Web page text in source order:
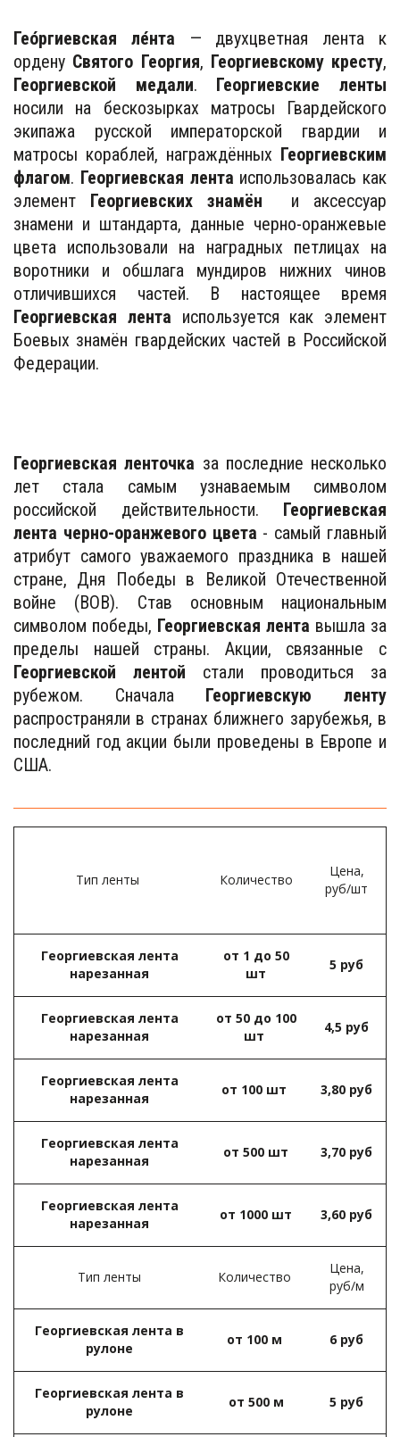
Гео́ргиевская ле́нта — двухцветная лента к
ордену Святого Георгия, Георгиевскому кресту,
Георгиевской медали. Георгиевские ленты
носили на бескозырках матросы Гвардейского
экипажа русской императорской гвардии и
матросы кораблей, награждённых Георгиевским
флагом. Георгиевская лента использовалась как
элемент Георгиевских знамён и аксессуар
знамени и штандарта, данные черно-оранжевые
цвета использовали на наградных петлицах на
воротники и обшлага мундиров нижних чинов
отличившихся частей. В настоящее время
Георгиевская лента используется как элемент
Боевых знамён гвардейских частей в Российской
Федерации.
Георгиевская ленточка за последние несколько
лет стала самым узнаваемым символом
российской действительности. Георгиевская
лента черно-оранжевого цвета - самый главный
атрибут самого уважаемого праздника в нашей
стране, Дня Победы в Великой Отечественной
войне (ВОВ). Став основным национальным
символом победы, Георгиевская лента вышла за
пределы нашей страны. Акции, связанные с
Георгиевской лентой стали проводиться за
рубежом. Сначала Георгиевскую ленту
распространяли в странах ближнего зарубежья, в
последний год акции были проведены в Европе и
США.
Тип ленты Количество
Цена,
руб/шт
Георгиевская лента
нарезанная­
от 1 до 50
шт­
5 руб
Георгиевская лента
нарезанная­
от 50 до 100
шт ­
4,5 руб
Георгиевская лента
нарезанная
от 100 шт ­ 3,80 руб
Георгиевская лента
нарезанная­
от 500 шт­ 3,70 руб­
Георгиевская лента
нарезанная­
от 1000 шт­ 3,60 руб
Тип ленты­ Количество ­
Цена,
руб/м­
Георгиевская лента в
рулоне
от 100 м ­ 6 руб­
Георгиевская лента в
рулоне­
от 500 м­ 5 руб­